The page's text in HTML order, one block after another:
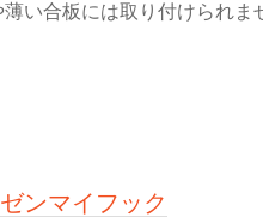
い合板には取り付けられま
ンマイフック